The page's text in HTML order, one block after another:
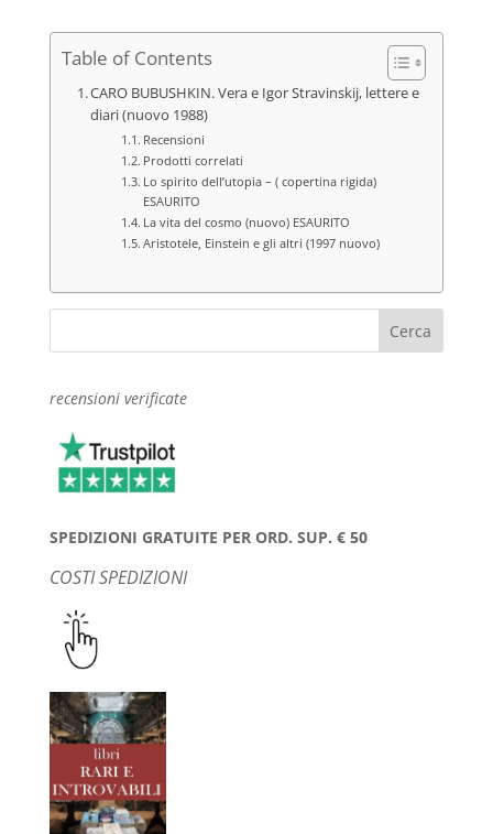
Table of Contents
CARO BUBUSHKIN. Vera e Igor Stravinskij, lettere e
diari (nuovo 1988)
Recensioni
Prodotti correlati
Lo spirito dell’utopia – ( copertina rigida)
ESAURITO
La vita del cosmo (nuovo) ESAURITO
Aristotele, Einstein e gli altri (1997 nuovo)
recensioni verificate
SPEDIZIONI GRATUITE PER ORD. SUP. € 50
COSTI SPEDIZIONI